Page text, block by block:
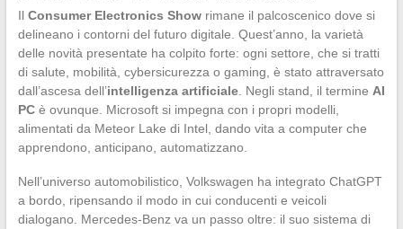
Il Consumer Electronics Showrimane il palcoscenico dove si
delineano i contorni del futuro digitale. Quest’anno, la varietà
delle novità presentate ha colpito forte: ogni settore, che si tratti
di salute, mobilità, cybersicurezza o gaming, è stato attraversato
dall’ascesa dell’intelligenza artificiale. Negli stand, il termine AI
PCè ovunque. Microsoft si impegna con i propri modelli,
alimentati da Meteor Lake di Intel, dando vita a computer che
apprendono, anticipano, automatizzano.
Nell’universo automobilistico, Volkswagen ha integrato ChatGPT
a bordo, ripensando il modo in cui conducenti e veicoli
dialogano. Mercedes-Benz va un passo oltre: il suo sistema di